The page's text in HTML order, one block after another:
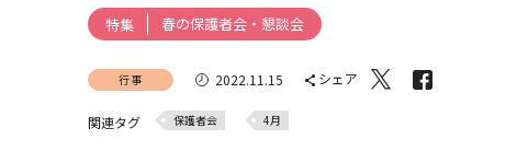
特集 春の保護者会・懇談会
行事 2022.11.15 シェア
関連タグ 保護者会 4月